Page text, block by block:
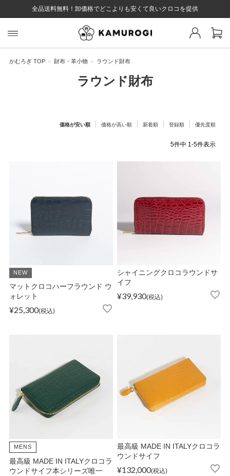
全品送料無料！卸価格でどこよりも安くて良いクロコを提供
ト 様
マイページ お気に入り カート
ッグ
ランド
OUTLET
戻る
かむろぎ TOP 財布・革小物 ラウンド財布
ラウンド財布
価格が安い順 価格が高い順 新着順 登録順 優先度順
5件中 1-5件表示
NEW
マットクロコハーフラウンド ウ
ォレット
¥25,300 税込
シャイニングクロコラウンドサ
イフ
¥39,930 税込
MENS
最高級 MADE IN ITALYクロコラ
ウンドサイフ本シリーズ唯一
最高級 MADE IN ITALYクロコラ
ウンドサイフ
¥132,000 税込